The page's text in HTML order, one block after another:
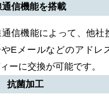
信機能を搭載
通信機能によって、他社
Eメールなどのアドレ
ーに交換が可能です。
抗菌加工